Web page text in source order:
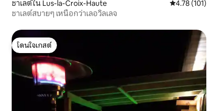
ชาเลต์ใน Lus-la-Croix-Haute คะแนนเฉลี่ย
4.78 (101)
ชาเลต์สบายๆ เหนือกว่าเลอวิลเลจ
โดนใจเกสต์
โดนใจเกสต์